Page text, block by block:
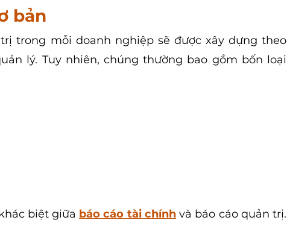
bản
trong mỗi doanh nghiệp sẽ được xây dựng theo
lý. Tuy nhiên, chúng thường bao gồm bốn loại
biệt giữa báo cáo tài chính và báo cáo quản trị.